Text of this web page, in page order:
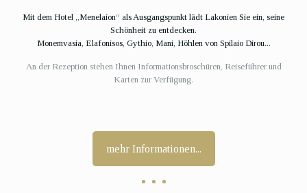
Mit dem Hotel „Menelaion“ als Ausgangspunkt lädt Lakonien Sie ein, seine
Schönheit zu entdecken.
Monemvasia, Elafonisos, Gythio, Mani, Höhlen von Spilaio Dirou...
An der Rezeption stehen Ihnen Informationsbroschüren, Reiseführer und
Karten zur Verfügung.
mehr Informationen...